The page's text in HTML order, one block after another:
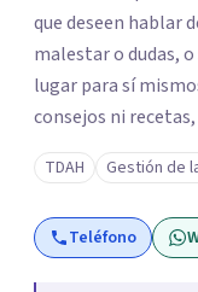
que deseen hablar
malestar o dudas,
lugar para sí
consejos ni
quien puede decir
malestar... En el
posibilidad de
parecía sin salida.
TDAH Gestión de
Teléfono